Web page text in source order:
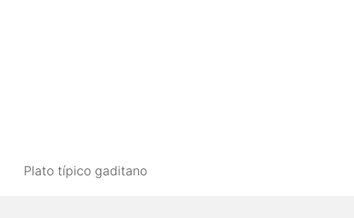
Plato típico gaditano